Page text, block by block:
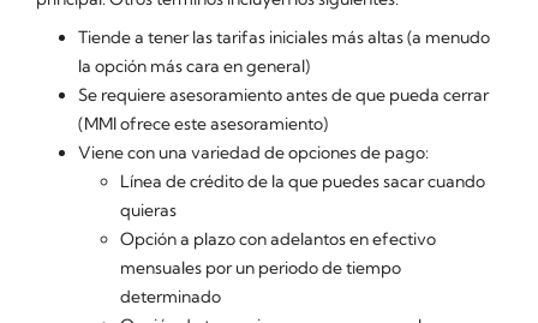
Tiende a tener las tarifas iniciales más altas (a menudo
la opción más cara en general)
Se requiere asesoramiento antes de que pueda cerrar
(MMI ofrece este asesoramiento)
Viene con una variedad de opciones de pago:
Línea de crédito de la que puedes sacar cuando
quieras
Opción a plazo con adelantos en efectivo
mensuales por un periodo de tiempo
determinado